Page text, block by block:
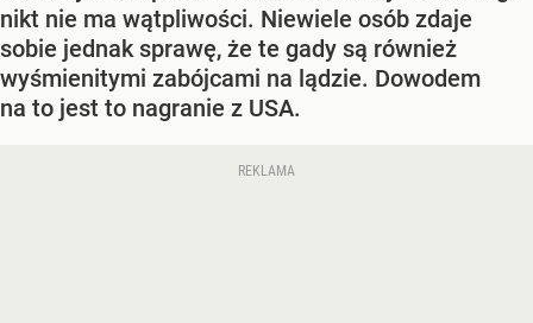
nikt nie ma wątpliwości. Niewiele osób zdaje
sobie jednak sprawę, że te gady są również
wyśmienitymi zabójcami na lądzie. Dowodem
na to jest to nagranie z USA.